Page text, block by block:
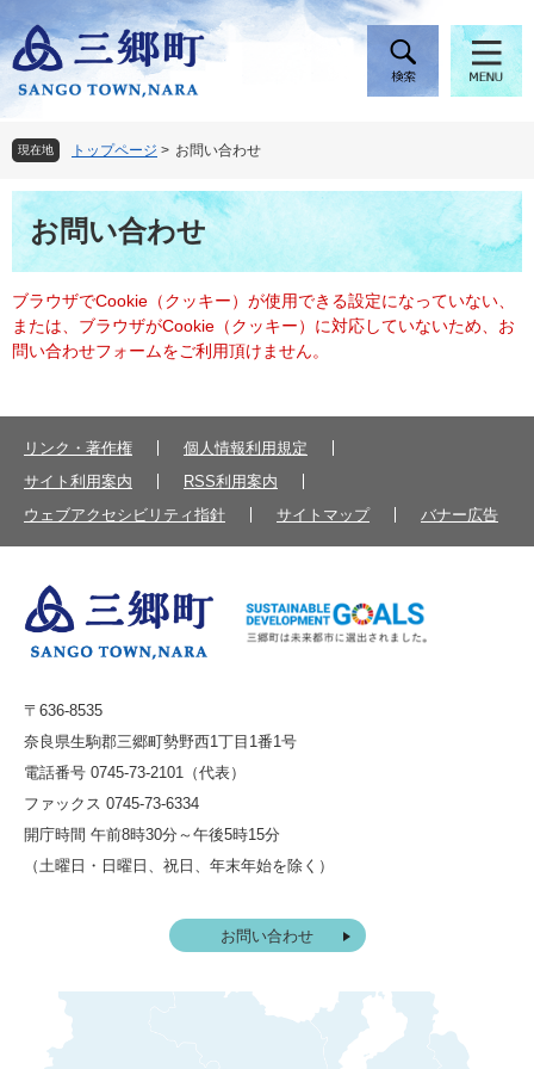
ー
ジ
頭
で
す
ニ
ュ
飛
ば
し
現在地 トップページ > お問い合わせ
本
文お問い合わせ
ブラウザでCookie（クッキー）が使用できる設定になっていない、
または、ブラウザがCookie（クッキー）に対応していないため、お
問い合わせフォームをご利用頂けません。
リンク・著作権
個人情報利用規定
サイト利用案内
RSS利用案内
ウェブアクセシビリティ指針
サイトマップ バナー広告
〒636-8535
奈良県生駒郡三郷町勢野西1丁目1番1号
電話番号 0745-73-2101（代表）
ファックス 0745-73-6334
開庁時間 午前8時30分～午後5時15分
（土曜日・日曜日、祝日、年末年始を除く）
お問い合わせ